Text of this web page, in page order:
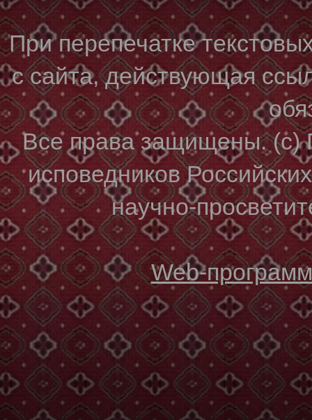
При перепечатке
с сайта, действующая
Все права защищены. (с)
исповедников
научно-
Web-